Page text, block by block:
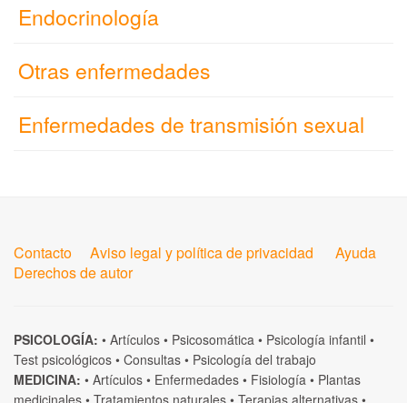
Endocrinología
Otras enfermedades
Enfermedades de transmisión sexual
Contacto Aviso legal y política de privacidad
Ayuda
Derechos de autor
PSICOLOGÍA: • Artículos • Psicosomática • Psicología infantil •
Test psicológicos • Consultas • Psicología del trabajo
MEDICINA: • Artículos • Enfermedades • Fisiología • Plantas
medicinales • Tratamientos naturales • Terapias alternativas •